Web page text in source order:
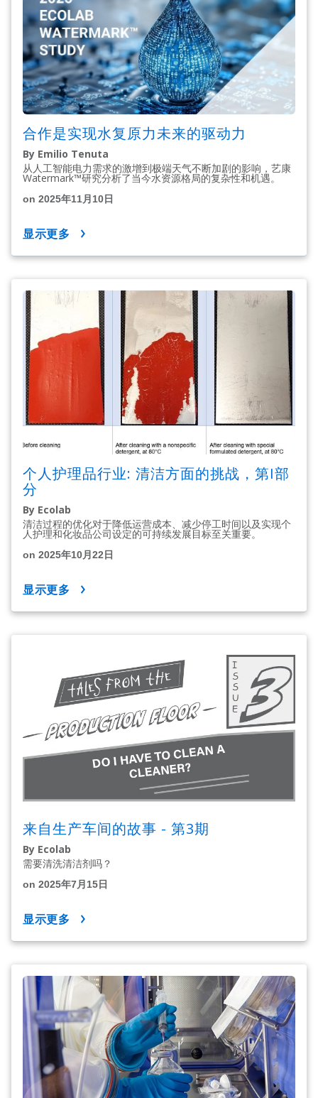
合作是实现水复原力未来的驱动力
By Emilio Tenuta
从人工智能电力需求的激增到极端天气不断加剧的影响，艺康
Watermark™研究分析了当今水资源格局的复杂性和机遇。
on 2025年11月10日
显示更多
个人护理品行业: 清洁方面的挑战，第I部
分
By Ecolab
清洁过程的优化对于降低运营成本、减少停工时间以及实现个
人护理和化妆品公司设定的可持续发展目标至关重要。
on 2025年10月22日
显示更多
来自生产车间的故事 - 第3期
By Ecolab
需要清洗清洁剂吗？
on 2025年7月15日
显示更多